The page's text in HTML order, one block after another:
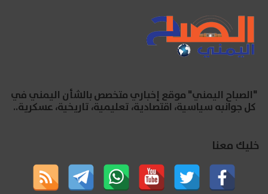
"الصباح اليمني" موقع إخباري متخصص بالشأن اليمني في
كل جوانبه سياسية، اقتصادية، تعليمية، تاريخية، عسكرية..
خليك معنا